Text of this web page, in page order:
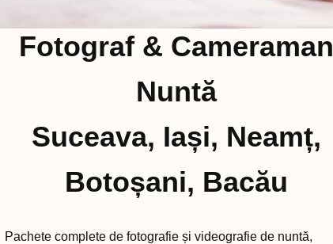
Fotograf & Cameraman
Nuntă
Suceava, Iași, Neamț,
Botoșani, Bacău
Pachete complete de fotografie și videografie de nuntă,